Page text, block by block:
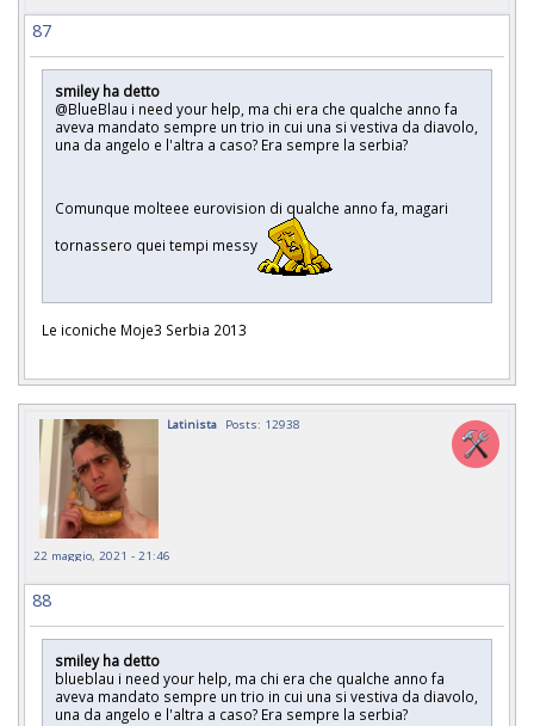
87
smiley ha detto
@BlueBlau i need your help, ma chi era che qualche anno fa
aveva mandato sempre un trio in cui una si vestiva da diavolo,
una da angelo e l'altra a caso? Era sempre la serbia?
Comunque molteee eurovision di qualche anno fa, magari
tornassero quei tempi messy
Le iconiche Moje3 Serbia 2013
Latinista Posts: 12938
22 maggio, 2021 - 21:46
88
smiley ha detto
blueblau i need your help, ma chi era che qualche anno fa
aveva mandato sempre un trio in cui una si vestiva da diavolo,
una da angelo e l'altra a caso? Era sempre la serbia?